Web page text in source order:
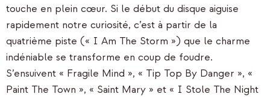
touche en plein cœur. Si le début du disque aiguise
rapidement notre curiosité, c’est à partir de la
quatrième piste (« I Am The Storm ») que le charme
indéniable se transforme en coup de foudre.
S’ensuivent « Fragile Mind », « Tip Top By Danger », «
Paint The Town », « Saint Mary » et « I Stole The Night